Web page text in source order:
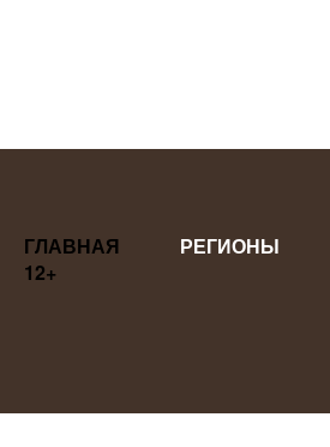
ГЛАВНАЯ
РЕГИОНЫ
12+